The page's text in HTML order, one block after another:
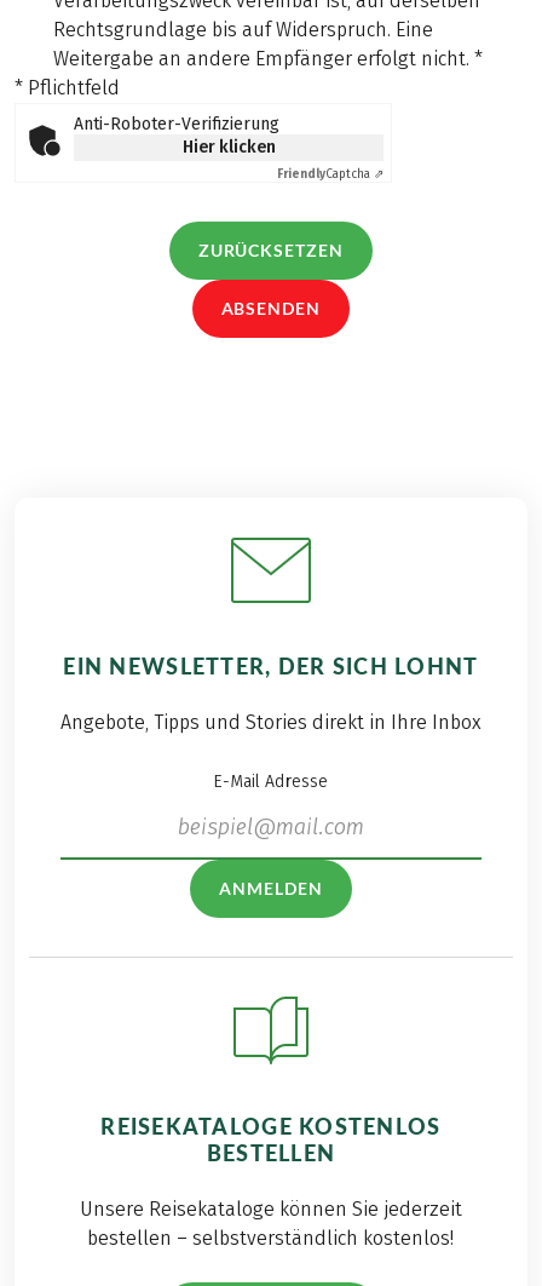
Rechtsgrundlage bis auf Widerspruch. Eine
Weitergabe an andere Empfänger erfolgt nicht. *
* Pflichtfeld
Anti-Roboter-Verifizierung
Hier klicken
FriendlyCaptcha ⇗
ZURÜCKSETZEN
ABSENDEN
EIN NEWSLETTER, DER SICH LOHNT
Angebote, Tipps und Stories direkt in Ihre Inbox
E-Mail Adresse
ANMELDEN
REISEKATALOGE KOSTENLOS
BESTELLEN
Unsere Reisekataloge können Sie jederzeit
bestellen – selbstverständlich kostenlos!